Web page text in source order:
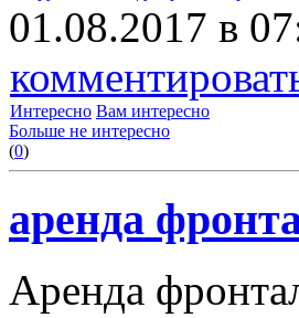
01.08.2017 в
Интересно Вам интересно
Больше не интересно
(0)
аренда
Аренда